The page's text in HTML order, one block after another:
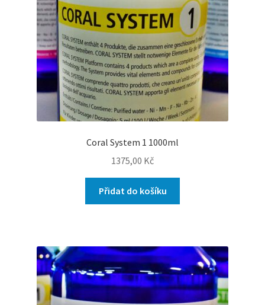
Coral System 1 1000ml
1375,00 Kč
Přidat do košíku